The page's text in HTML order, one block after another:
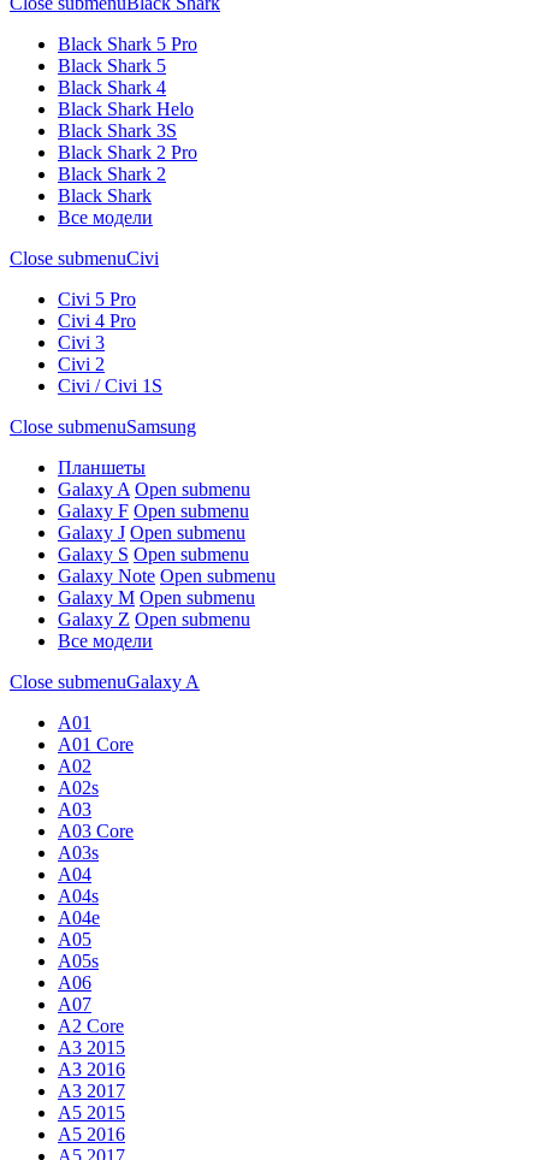
Black Shark 5 Pro
Black Shark 5
Black Shark 4
Black Shark Helo
Black Shark 3S
Black Shark 2 Pro
Black Shark 2
Black Shark
Все модели
Close submenuCivi
Civi 5 Pro
Civi 4 Pro
Civi 3
Civi 2
Civi / Civi 1S
Close submenuSamsung
Планшеты
Galaxy A Open submenu
Galaxy F Open submenu
Galaxy J Open submenu
Galaxy S Open submenu
Galaxy Note Open submenu
Galaxy M Open submenu
Galaxy Z Open submenu
Все модели
Close submenuGalaxy A
A01
A01 Core
A02
A02s
A03
A03 Core
A03s
A04
A04s
A04e
A05
A05s
A06
A07
A2 Core
A3 2015
A3 2016
A3 2017
A5 2015
A5 2016
A5 2017